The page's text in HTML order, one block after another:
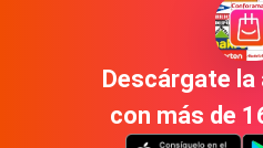
Descárgate
con más de